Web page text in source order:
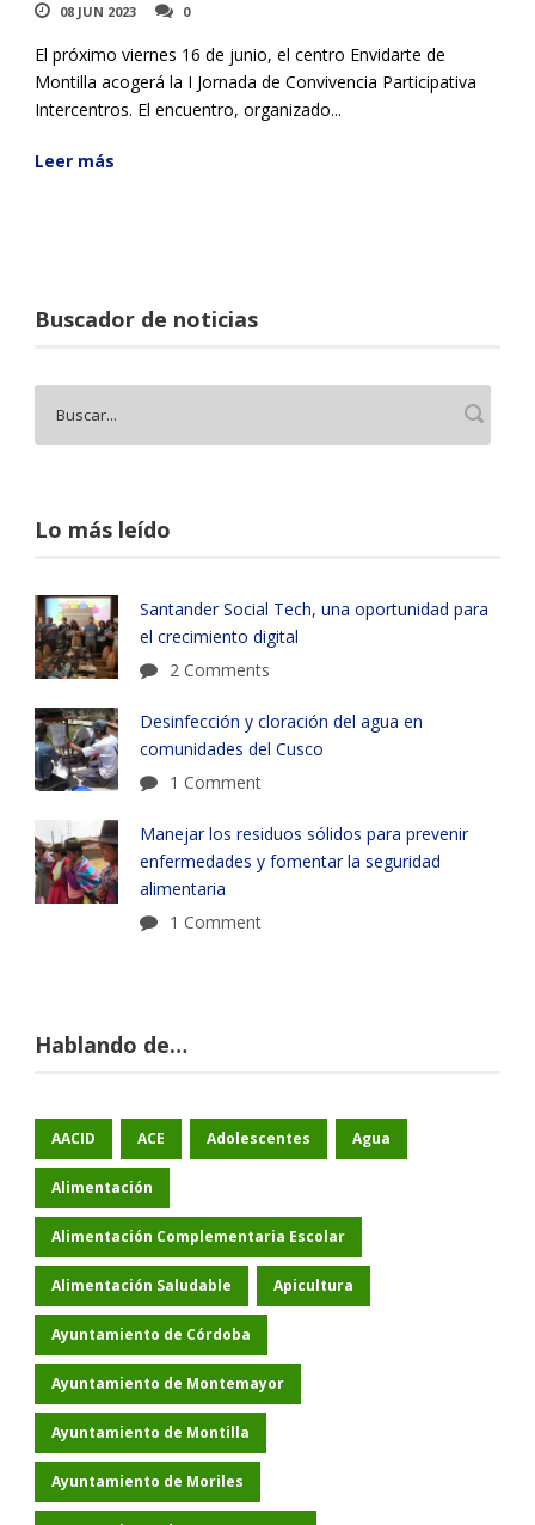
08 JUN 2023 0
El próximo viernes 16 de junio, el centro Envidarte de
Montilla acogerá la I Jornada de Convivencia Participativa
Intercentros. El encuentro, organizado...
Leer más
Buscador de noticias
Lo más leído
Santander Social Tech, una oportunidad para
el crecimiento digital
2 Comments
Desinfección y cloración del agua en
comunidades del Cusco
1 Comment
Manejar los residuos sólidos para prevenir
enfermedades y fomentar la seguridad
alimentaria
1 Comment
Hablando de…
AACID ACE Adolescentes Agua
Alimentación
Alimentación Complementaria Escolar
Alimentación Saludable Apicultura
Ayuntamiento de Córdoba
Ayuntamiento de Montemayor
Ayuntamiento de Montilla
Ayuntamiento de Moriles